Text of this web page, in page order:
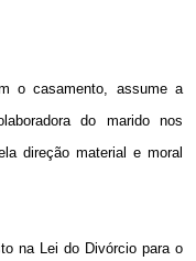
o casamento, assume a
do marido nos
direção material e moral
na Lei do Divórcio para o